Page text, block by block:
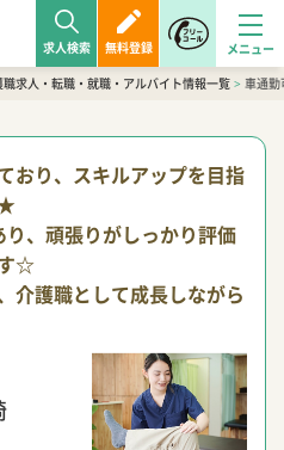
求人検索 無料登録
求人・転職・就職・アルバイト情報一覧 > 車通勤
おり、スキルアップを目指
、頑張りがしっかり評価
☆
介護職として成長しながら